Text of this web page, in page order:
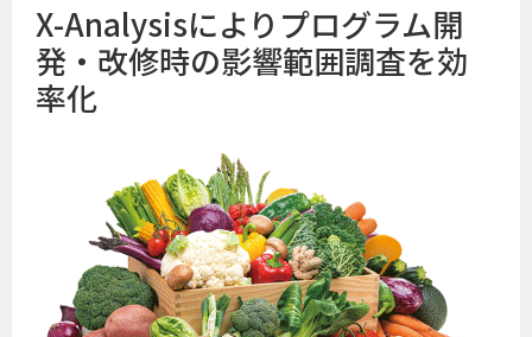
X-Analysisによりプログラム開
発・改修時の影響範囲調査を効
率化